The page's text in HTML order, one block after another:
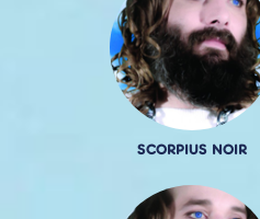
SCORPIUS NOIR